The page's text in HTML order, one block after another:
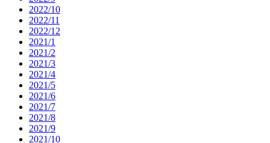
2022/10
2022/11
2022/12
2021/1
2021/2
2021/3
2021/4
2021/5
2021/6
2021/7
2021/8
2021/9
2021/10